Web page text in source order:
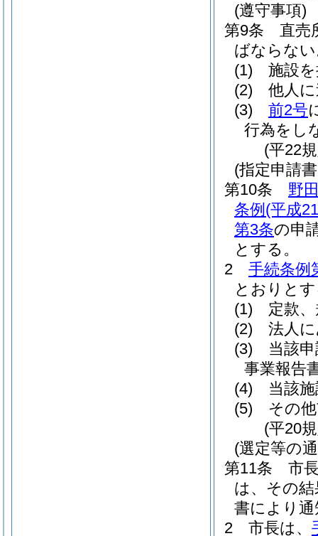
(遵守事項)
第9条
直売
ばならな
(1)
施設
(2)
他人
(3)
前2号
行為をし
(平22
(指定申請
第10条
野
条例 (平成
第3条の申
とする。
2
手続条例
とおりと
(1)
定款
(2)
法人
(3)
当該
事業報告
(4)
当該
(5)
その
(平20
(選定等の
第11条
市
は、その
書により
2
市長は、